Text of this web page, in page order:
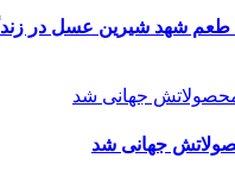
طعم شهد شیرین عسل‌ در
جهانی شد